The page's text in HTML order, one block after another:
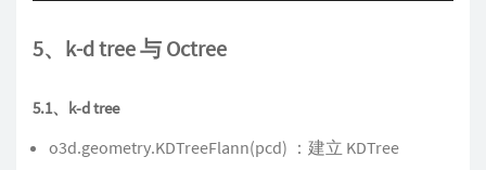
5、k-d tree 与 Octree
5.1、k-d tree
o3d.geometry.KDTreeFlann(pcd) ：建立 KDTree